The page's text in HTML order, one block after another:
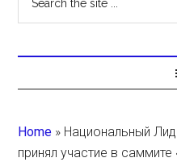
Home » Национальный
принял участие в